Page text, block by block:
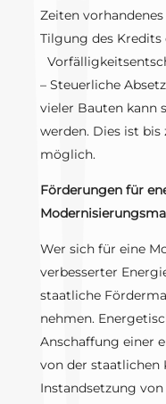
Zeiten
Tilgung des Kredits
– Steuerliche
vieler Bauten kann
werden. Dies ist
möglich.
Förderungen für
Wer sich für eine
verbesserter
staatliche
nehmen.
Anschaffung einer
von der staatlichen
Instandsetzung